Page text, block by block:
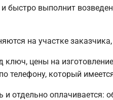
быстро выполнит
на участке
цены на
телефону, который
отдельно оплачивается: